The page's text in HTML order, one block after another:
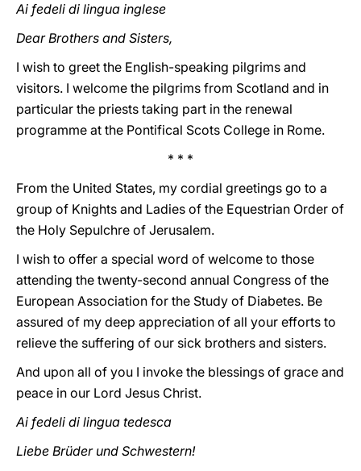
Ai fedeli di lingua inglese
Dear Brothers and Sisters,
I wish to greet the English-speaking pilgrims and
visitors. I welcome the pilgrims from Scotland and in
particular the priests taking part in the renewal
programme at the Pontifical Scots College in Rome.
* * *
From the United States, my cordial greetings go to a
group of Knights and Ladies of the Equestrian Order of
the Holy Sepulchre of Jerusalem.
I wish to offer a special word of welcome to those
attending the twenty-second annual Congress of the
European Association for the Study of Diabetes. Be
assured of my deep appreciation of all your efforts to
relieve the suffering of our sick brothers and sisters.
And upon all of you I invoke the blessings of grace and
peace in our Lord Jesus Christ.
Ai fedeli di lingua tedesca
Liebe Brüder und Schwestern!